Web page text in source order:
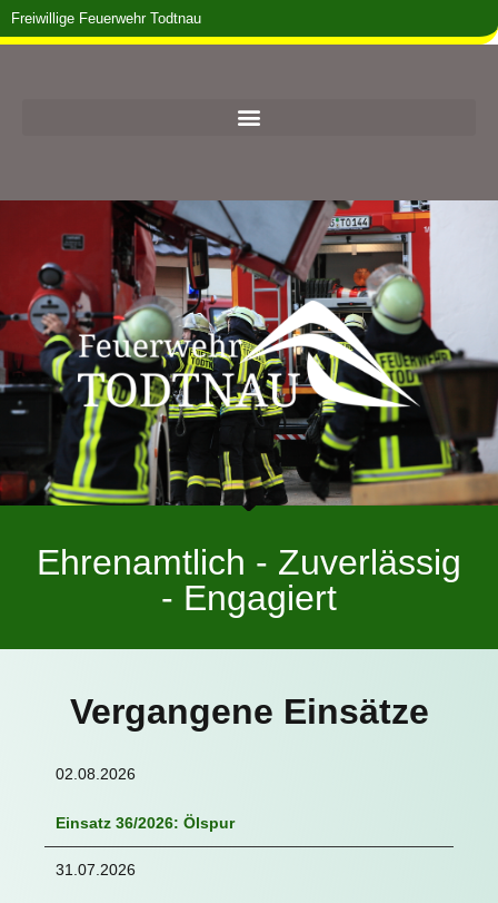
Freiwillige Feuerwehr Todtnau
Ehrenamtlich - Zuverlässig
- Engagiert
Vergangene Einsätze
02.08.2026
Einsatz 36/2026: Ölspur
31.07.2026